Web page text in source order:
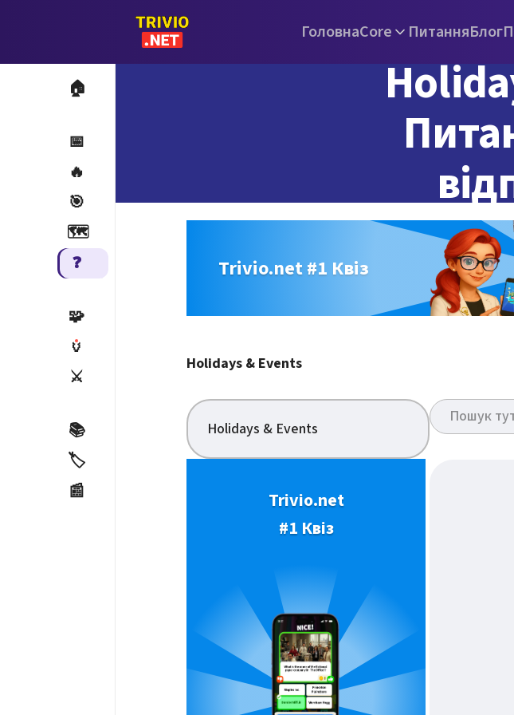
ГоловнаCore ПитанняБлог
🏠
📅
🔥
🎯
🗺️
❓
🧩
🏺
⚔️
📚
🏷️
📰
Trivio.net #1 Квіз
Holidays & Events
Holidays & Events
Trivio.net
#1 Квіз